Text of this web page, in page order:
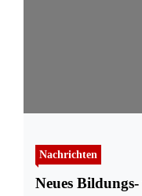
Nachrichten
Neues